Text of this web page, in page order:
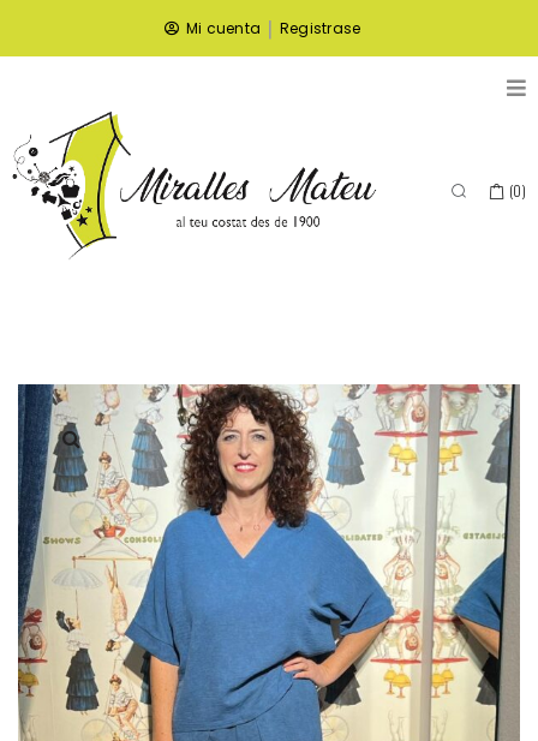
Mi cuenta | Registrase
(0)